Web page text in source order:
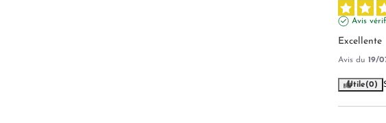
Avis
Excellente
Avis du 19/
Utile(0)